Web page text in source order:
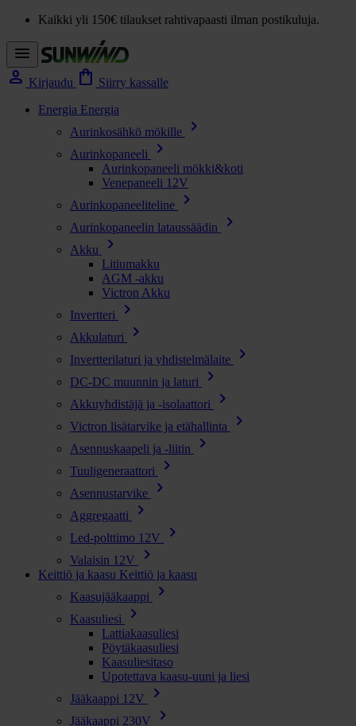
Kaikki yli 150€ tilaukset rahtivapaasti ilman postikuluja.
menu
person Kirjaudu shopping_bag Siirry kassalle
Energia Energia
Aurinkosähkö mökille
chevron_right
Aurinkopaneeli chevron_right
Aurinkopaneeli mökki&koti
Venepaneeli 12V
Aurinkopaneeliteline
chevron_right
Aurinkopaneelin lataussäädin chevron_right
Akku chevron_right
Litiumakku
AGM -akku
Victron Akku
Invertteri
chevron_right
Akkulaturi chevron_right
Invertterilaturi ja yhdistelmälaite chevron_right
DC-DC muunnin ja laturi chevron_right
Akkuyhdistäjä ja -isolaattori chevron_right
Victron lisätarvike ja etähallinta chevron_right
Asennuskaapeli ja -liitin chevron_right
Tuuligeneraattori chevron_right
Asennustarvike chevron_right
Aggregaatti chevron_right
Led-polttimo 12V chevron_right
Valaisin 12V chevron_right
Keittiö ja kaasu Keittiö ja kaasu
Kaasujääkaappi
chevron_right
Kaasuliesi chevron_right
Lattiakaasuliesi
Pöytäkaasuliesi
Kaasuliesitaso
Upotettava kaasu-uuni ja liesi
Jääkaappi 12V
chevron_right
Jääkaappi 230V chevron_right